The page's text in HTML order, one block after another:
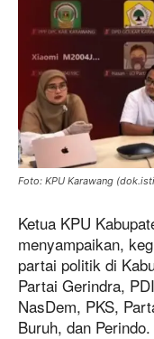
Foto: KPU Karawang
Ketua KPU
menyampaikan,
partai politik di
Partai Gerindra,
NasDem, PKS,
Buruh, dan Perindo.